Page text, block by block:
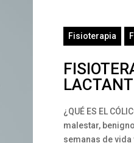
Fisioterapia
¿QUÉ ES EL
malestar,
semanas de vida